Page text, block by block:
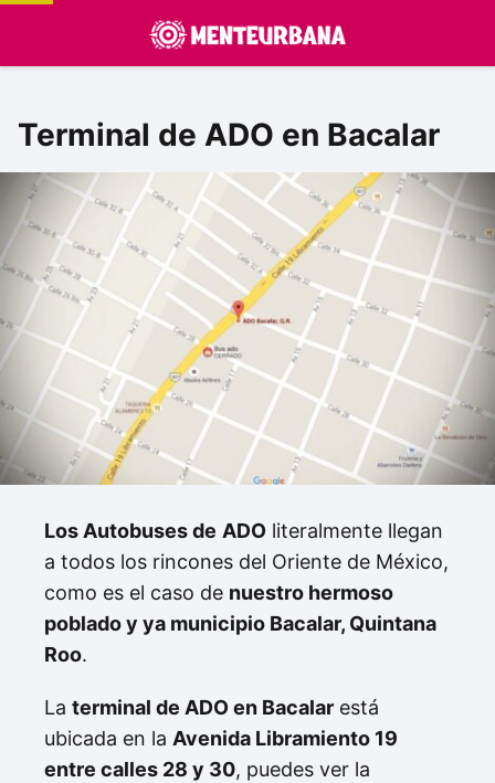
Terminal de ADO en Bacalar
Los Autobuses de ADO literalmente llegan
a todos los rincones del Oriente de México,
como es el caso de nuestro hermoso
poblado y ya municipio Bacalar, Quintana
Roo.
La terminal de ADO en Bacalar está
ubicada en la Avenida Libramiento 19
entre calles 28 y 30, puedes ver la